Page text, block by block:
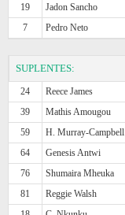
19
Jadon Sancho
7
Pedro Neto
SUPLENTES:
24 Reece James
39
Mathis Amougou
59
H. Murray-Campbell
64
Genesis Antwi
76
Shumaira Mheuka
81
Reggie Walsh